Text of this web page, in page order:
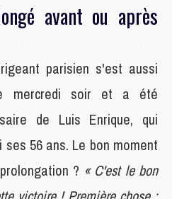
avant ou après
parisien s'est aussi
mercredi soir et a été
de Luis Enrique, qui
56 ans. Le bon moment
? « C'est le bon